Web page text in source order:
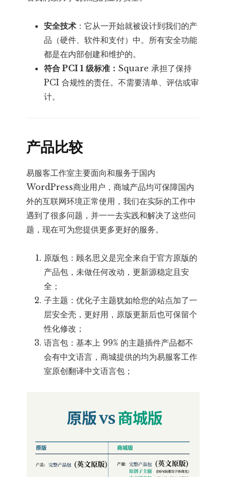
安全技术 ：它从一开始就被设计到我们的产
品（硬件、软件和支付）中。所有安全功能
都是在内部创建和维护的。
符合 PCI 1 级标准： Square 承担了保持
PCI 合规性的责任。不需要清单、评估或审
计。
产品比较
易服客工作室主要面向和服务于国内
WordPress商业用户，商城产品均可保障国内
外的互联网环境正常使用，我们在实际的工作中
遇到了很多问题，并一一去实践和解决了这些问
题，现在可为您提供更多更好的服务。
原版包：顾名思义是完全来自于官方原版的
产品包，未做任何改动，更新源稳定且安
全；
子主题：优化子主题犹如给您的站点加了一
层安全壳，更好用，原版更新后也可保留个
性化修改；
语言包：基本上 99% 的主题插件产品都不
会有中文语言，商城提供的均为易服客工作
室原创翻译中文语言包；